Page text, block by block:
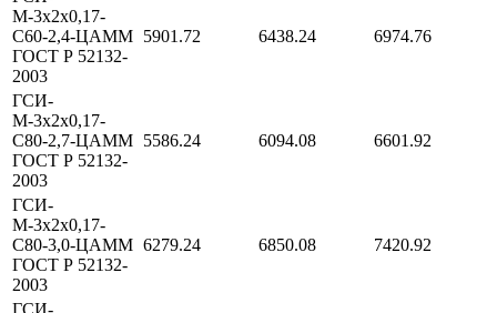
М-3х2х0,17-
С60-2,4-ЦАММ
ГОСТ Р 52132-
2003
5901.72 6438.24 6974.76
ГСИ-
М-3х2х0,17-
С80-2,7-ЦАММ
ГОСТ Р 52132-
2003
5586.24 6094.08 6601.92
ГСИ-
М-3х2х0,17-
С80-3,0-ЦАММ
ГОСТ Р 52132-
2003
6279.24 6850.08 7420.92
ГСИ-